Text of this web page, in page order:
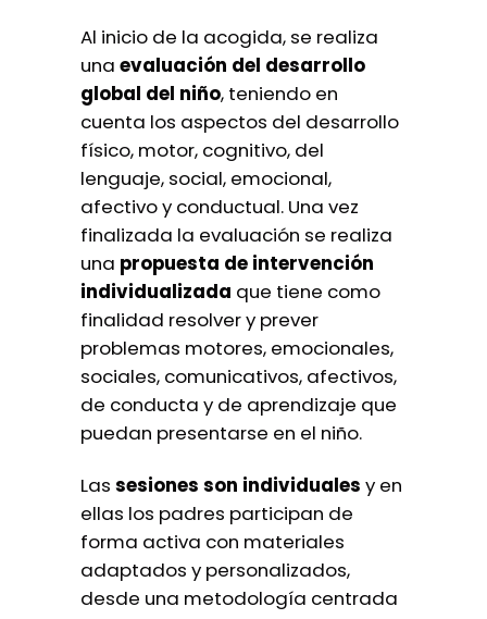
Al inicio de la acogida, se realiza
una evaluación del desarrollo
global del niño, teniendo en
cuenta los aspectos del desarrollo
físico, motor, cognitivo, del
lenguaje, social, emocional,
afectivo y conductual. Una vez
finalizada la evaluación se realiza
una propuesta de intervención
individualizada que tiene como
finalidad resolver y prever
problemas motores, emocionales,
sociales, comunicativos, afectivos,
de conducta y de aprendizaje que
puedan presentarse en el niño.
Las sesiones son individuales y en
ellas los padres participan de
forma activa con materiales
adaptados y personalizados,
desde una metodología centrada